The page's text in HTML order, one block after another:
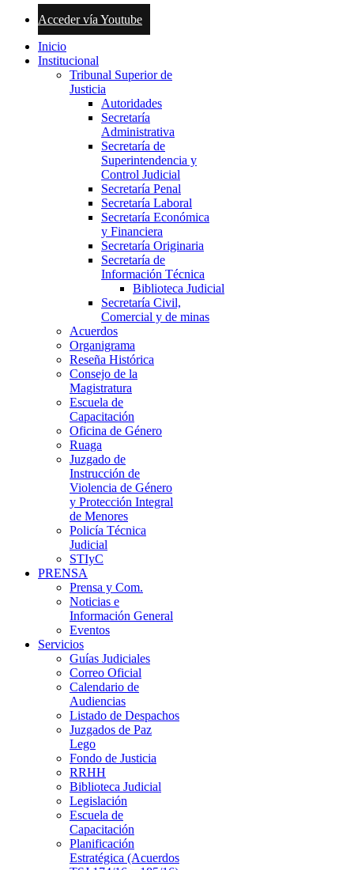
Acceder vía Youtube
Inicio
Institucional
Tribunal Superior de
Justicia
Autoridades
Secretaría
Administrativa
Secretaría de
Superintendencia y
Control Judicial
Secretaría Penal
Secretaría Laboral
Secretaría Económica
y Financiera
Secretaría Originaria
Secretaría de
Información Técnica
Biblioteca Judicial
Secretaría Civil,
Comercial y de minas
Acuerdos
Organigrama
Reseña Histórica
Consejo de la
Magistratura
Escuela de
Capacitación
Oficina de Género
Ruaga
Juzgado de
Instrucción de
Violencia de Género
y Protección Integral
de Menores
Policía Técnica
Judicial
STIyC
PRENSA
Prensa y Com.
Noticias e
Información General
Eventos
Servicios
Guías Judiciales
Correo Oficial
Calendario de
Audiencias
Listado de Despachos
Juzgados de Paz
Lego
Fondo de Justicia
RRHH
Biblioteca Judicial
Legislación
Escuela de
Capacitación
Planificación
Estratégica (Acuerdos